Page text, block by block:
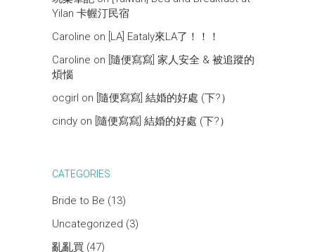
Yilan 卡幄汀民宿
Caroline on [LA] Eataly來LA了！！！
Caroline on [隨便寫寫] 家人安全 & 被追蹤的
煩惱
ocgirl on [隨便寫寫] 結婚的好處 (下?）
cindy on [隨便寫寫] 結婚的好處 (下?）
CATEGORIES
Bride to Be (13)
Uncategorized (3)
亂亂買 (47)